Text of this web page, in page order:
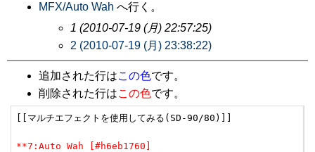
MFX/Auto Wah へ行く。
1 (2010-07-19 (月) 22:57:25)
2 (2010-07-19 (月) 23:38:22)
追加された行はこの色です。
削除された行はこの色です。
[[マルチエフェクトを使用してみる(SD-90/80)]]
**7:Auto Wah [#h6eb1760]